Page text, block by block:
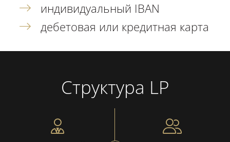
индивидуальный IBAN
дебетовая или кредитная карта
Структура LP